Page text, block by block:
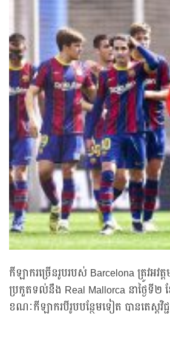
កីឡាករច្រើនរូបរបស់ Barcelona ត្រូវអវត្
ប្រកួតទល់នឹង Real Mallorca នាថ្ងៃទី២
ខណៈកីឡាករបីរូបបន្ថែមទៀត បានតេស្ដវិ